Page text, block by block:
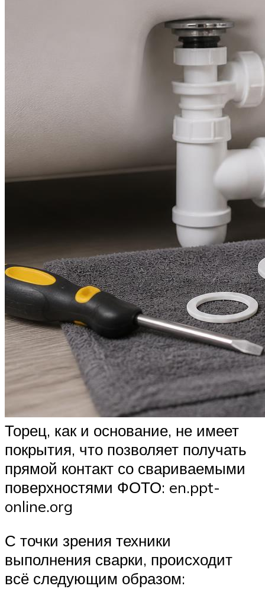
Торец, как и основание, не имеет
покрытия, что позволяет получать
прямой контакт со свариваемыми
поверхностями ФОТО: en.ppt-
online.org
С точки зрения техники
выполнения сварки, происходит
всё следующим образом: